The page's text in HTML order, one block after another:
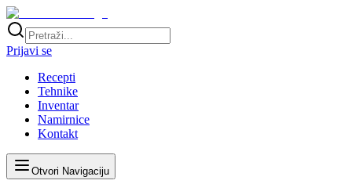
Prijavi se
Recepti
Tehnike
Inventar
Namirnice
Kontakt
Otvori Navigaciju